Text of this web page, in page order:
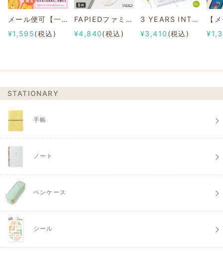
メール便可【一部店舗限定】2/8b PAIR KEY RING Sanrio characters ver.
¥1,595(税込)
FAPIEDファミリーソックスセット 総柄
¥4,840(税込)
3 YEARS INTERVIEW DIARY
¥3,410 (税込)
STATIONARY
手帳
ノート
ペンケース
シール